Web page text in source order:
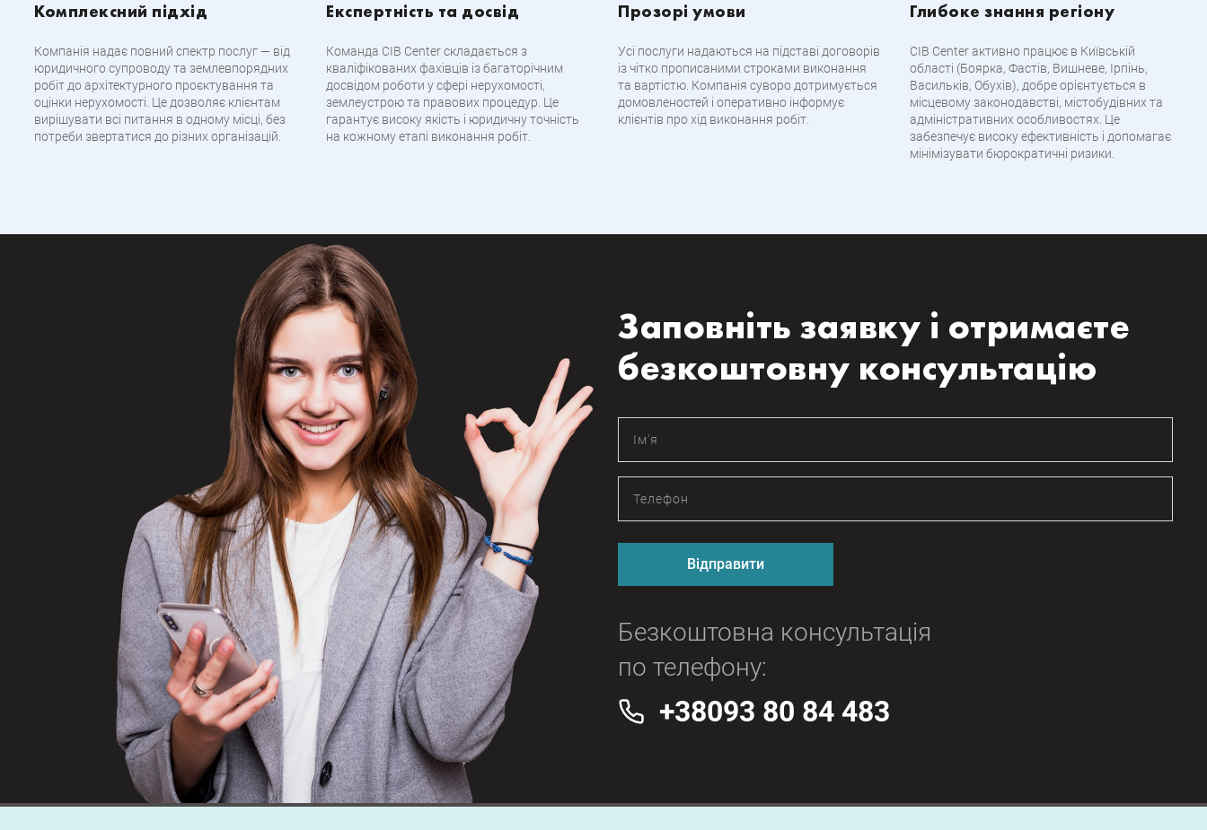
Комплексний підхід
Компанія надає повний спектр послуг — від
юридичного супроводу та землевпорядних
робіт до архітектурного проєктування та
оцінки нерухомості. Це дозволяє клієнтам
вирішувати всі питання в одному місці, без
потреби звертатися до різних організацій.
Експертність та досвід
Команда CIB Center складається з
кваліфікованих фахівців із багаторічним
досвідом роботи у сфері нерухомості,
землеустрою та правових процедур. Це
гарантує високу якість і юридичну точність
на кожному етапі виконання робіт.
Прозорі умови
Усі послуги надаються на підставі договорів
із чітко прописаними строками виконання
та вартістю. Компанія суворо дотримується
домовленостей і оперативно інформує
клієнтів про хід виконання робіт.
Глибоке знання регіону
CIB Center активно працює в Київській
області (Боярка, Фастів, Вишневе, Ірпінь,
Васильків, Обухів), добре орієнтується в
місцевому законодавстві, містобудівних та
адміністративних особливостях. Це
забезпечує високу ефективність і допомагає
мінімізувати бюрократичні ризики.
Заповніть заявку і отримаєте
безкоштовну консультацію
Відправити
Безкоштовна консультація
по телефону:
+38093 80 84 483